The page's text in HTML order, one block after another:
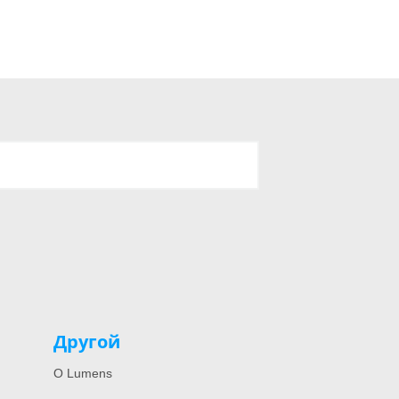
Другой
О Lumens